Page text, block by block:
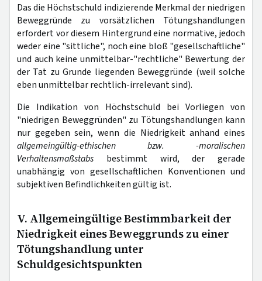
Das die Höchstschuld indizierende Merkmal der niedrigen
Beweggründe zu vorsätzlichen Tötungshandlungen
erfordert vor diesem Hintergrund eine normative, jedoch
weder eine "sittliche", noch eine bloß "gesellschaftliche"
und auch keine unmittelbar-"rechtliche" Bewertung der
der Tat zu Grunde liegenden Beweggründe (weil solche
eben unmittelbar rechtlich-irrelevant sind).
Die Indikation von Höchstschuld bei Vorliegen von
"niedrigen Beweggründen" zu Tötungshandlungen kann
nur gegeben sein, wenn die Niedrigkeit anhand eines
allgemeingültig-ethischen bzw. -moralischen
Verhaltensmaßstabs bestimmt wird, der gerade
unabhängig von gesellschaftlichen Konventionen und
subjektiven Befindlichkeiten gültig ist.
V. Allgemeingültige Bestimmbarkeit der
Niedrigkeit eines Beweggrunds zu einer
Tötungshandlung unter
Schuldgesichtspunkten